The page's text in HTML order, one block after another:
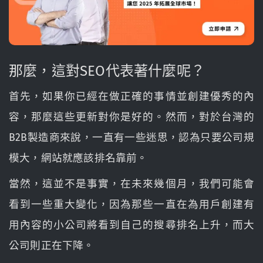
那麼，這對SEO代表著什麼呢？
首先，如果你已經在做正確的事情並創建優秀的內
容，那麼這些更新對你是好的。然而，對於台灣的
B2B製造商來說，一直有一些迷思，認為只要公司規
模大，網站就應該排名靠前。
當然，這並不是事實，在未來幾個月，我們可能會
看到一些重大變化，因為那些一直在為用戶創建有
用內容的小公司將看到自己的搜尋排名上升，而大
公司則正在下降。